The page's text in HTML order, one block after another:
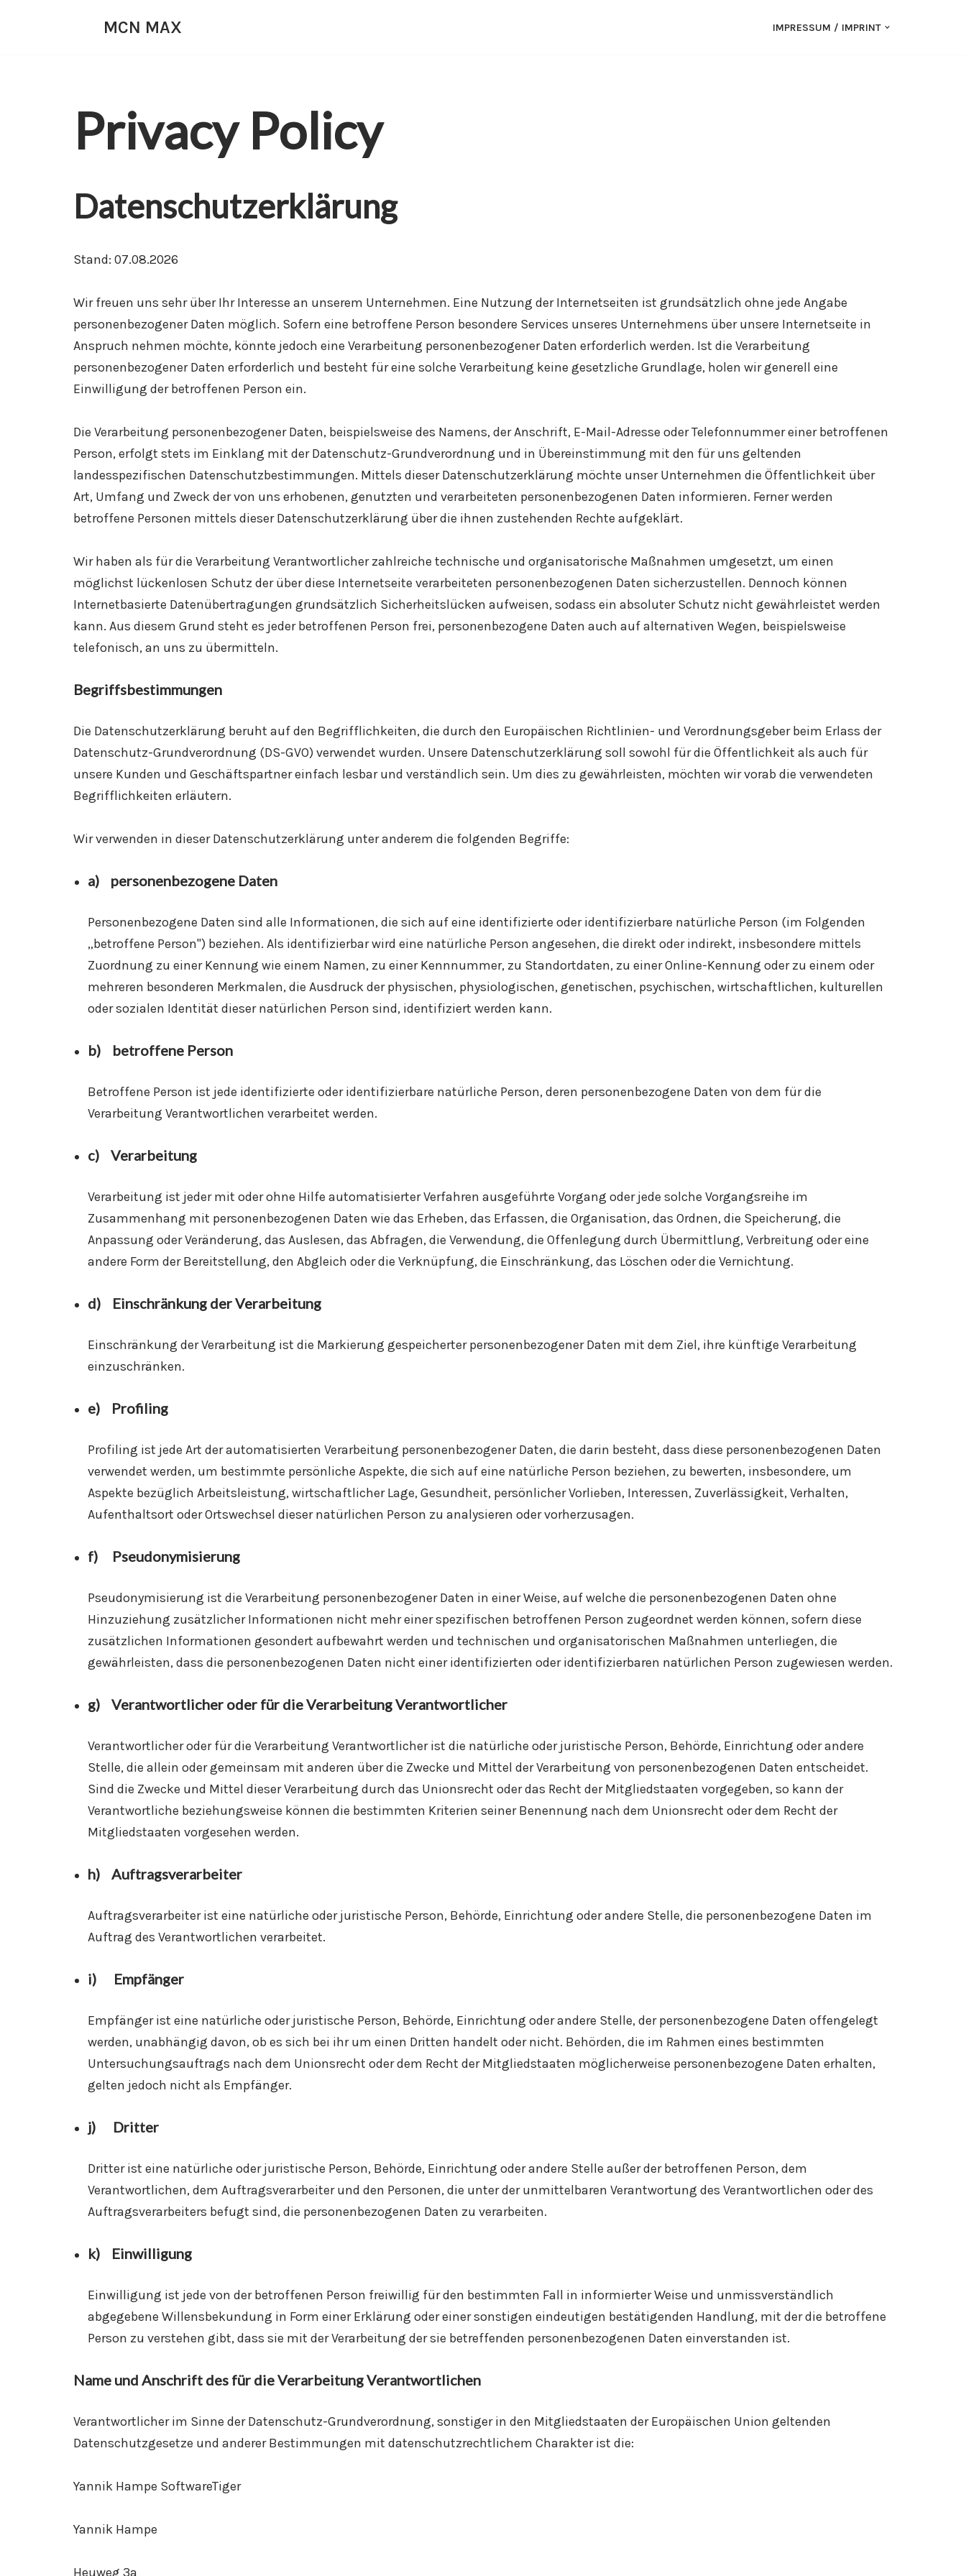
MCN MAX IMPRESSUM / IMPRINT
Privacy Policy
Datenschutzerklärung
Stand: 07.08.2026
Wir freuen uns sehr über Ihr Interesse an unserem Unternehmen. Eine Nutzung der Internetseiten ist grundsätzlich ohne jede Angabe
personenbezogener Daten möglich. Sofern eine betroffene Person besondere Services unseres Unternehmens über unsere Internetseite in
Anspruch nehmen möchte, könnte jedoch eine Verarbeitung personenbezogener Daten erforderlich werden. Ist die Verarbeitung
personenbezogener Daten erforderlich und besteht für eine solche Verarbeitung keine gesetzliche Grundlage, holen wir generell eine
Einwilligung der betroffenen Person ein.
Die Verarbeitung personenbezogener Daten, beispielsweise des Namens, der Anschrift, E-Mail-Adresse oder Telefonnummer einer betroffenen
Person, erfolgt stets im Einklang mit der Datenschutz-Grundverordnung und in Übereinstimmung mit den für uns geltenden
landesspezifischen Datenschutzbestimmungen. Mittels dieser Datenschutzerklärung möchte unser Unternehmen die Öffentlichkeit über
Art, Umfang und Zweck der von uns erhobenen, genutzten und verarbeiteten personenbezogenen Daten informieren. Ferner werden
betroffene Personen mittels dieser Datenschutzerklärung über die ihnen zustehenden Rechte aufgeklärt.
Wir haben als für die Verarbeitung Verantwortlicher zahlreiche technische und organisatorische Maßnahmen umgesetzt, um einen
möglichst lückenlosen Schutz der über diese Internetseite verarbeiteten personenbezogenen Daten sicherzustellen. Dennoch können
Internetbasierte Datenübertragungen grundsätzlich Sicherheitslücken aufweisen, sodass ein absoluter Schutz nicht gewährleistet werden
kann. Aus diesem Grund steht es jeder betroffenen Person frei, personenbezogene Daten auch auf alternativen Wegen, beispielsweise
telefonisch, an uns zu übermitteln.
Begriffsbestimmungen
Die Datenschutzerklärung beruht auf den Begrifflichkeiten, die durch den Europäischen Richtlinien- und Verordnungsgeber beim Erlass der
Datenschutz-Grundverordnung (DS-GVO) verwendet wurden. Unsere Datenschutzerklärung soll sowohl für die Öffentlichkeit als auch für
unsere Kunden und Geschäftspartner einfach lesbar und verständlich sein. Um dies zu gewährleisten, möchten wir vorab die verwendeten
Begrifflichkeiten erläutern.
Wir verwenden in dieser Datenschutzerklärung unter anderem die folgenden Begriffe:
a) personenbezogene Daten
Personenbezogene Daten sind alle Informationen, die sich auf eine identifizierte oder identifizierbare natürliche Person (im Folgenden
„betroffene Person") beziehen. Als identifizierbar wird eine natürliche Person angesehen, die direkt oder indirekt, insbesondere mittels
Zuordnung zu einer Kennung wie einem Namen, zu einer Kennnummer, zu Standortdaten, zu einer Online-Kennung oder zu einem oder
mehreren besonderen Merkmalen, die Ausdruck der physischen, physiologischen, genetischen, psychischen, wirtschaftlichen, kulturellen
oder sozialen Identität dieser natürlichen Person sind, identifiziert werden kann.
b) betroffene Person
Betroffene Person ist jede identifizierte oder identifizierbare natürliche Person, deren personenbezogene Daten von dem für die
Verarbeitung Verantwortlichen verarbeitet werden.
c) Verarbeitung
Verarbeitung ist jeder mit oder ohne Hilfe automatisierter Verfahren ausgeführte Vorgang oder jede solche Vorgangsreihe im
Zusammenhang mit personenbezogenen Daten wie das Erheben, das Erfassen, die Organisation, das Ordnen, die Speicherung, die
Anpassung oder Veränderung, das Auslesen, das Abfragen, die Verwendung, die Offenlegung durch Übermittlung, Verbreitung oder eine
andere Form der Bereitstellung, den Abgleich oder die Verknüpfung, die Einschränkung, das Löschen oder die Vernichtung.
d) Einschränkung der Verarbeitung
Einschränkung der Verarbeitung ist die Markierung gespeicherter personenbezogener Daten mit dem Ziel, ihre künftige Verarbeitung
einzuschränken.
e) Profiling
Profiling ist jede Art der automatisierten Verarbeitung personenbezogener Daten, die darin besteht, dass diese personenbezogenen Daten
verwendet werden, um bestimmte persönliche Aspekte, die sich auf eine natürliche Person beziehen, zu bewerten, insbesondere, um
Aspekte bezüglich Arbeitsleistung, wirtschaftlicher Lage, Gesundheit, persönlicher Vorlieben, Interessen, Zuverlässigkeit, Verhalten,
Aufenthaltsort oder Ortswechsel dieser natürlichen Person zu analysieren oder vorherzusagen.
f) Pseudonymisierung
Pseudonymisierung ist die Verarbeitung personenbezogener Daten in einer Weise, auf welche die personenbezogenen Daten ohne
Hinzuziehung zusätzlicher Informationen nicht mehr einer spezifischen betroffenen Person zugeordnet werden können, sofern diese
zusätzlichen Informationen gesondert aufbewahrt werden und technischen und organisatorischen Maßnahmen unterliegen, die
gewährleisten, dass die personenbezogenen Daten nicht einer identifizierten oder identifizierbaren natürlichen Person zugewiesen werden.
g) Verantwortlicher oder für die Verarbeitung Verantwortlicher
Verantwortlicher oder für die Verarbeitung Verantwortlicher ist die natürliche oder juristische Person, Behörde, Einrichtung oder andere
Stelle, die allein oder gemeinsam mit anderen über die Zwecke und Mittel der Verarbeitung von personenbezogenen Daten entscheidet.
Sind die Zwecke und Mittel dieser Verarbeitung durch das Unionsrecht oder das Recht der Mitgliedstaaten vorgegeben, so kann der
Verantwortliche beziehungsweise können die bestimmten Kriterien seiner Benennung nach dem Unionsrecht oder dem Recht der
Mitgliedstaaten vorgesehen werden.
h) Auftragsverarbeiter
Auftragsverarbeiter ist eine natürliche oder juristische Person, Behörde, Einrichtung oder andere Stelle, die personenbezogene Daten im
Auftrag des Verantwortlichen verarbeitet.
i) Empfänger
Empfänger ist eine natürliche oder juristische Person, Behörde, Einrichtung oder andere Stelle, der personenbezogene Daten offengelegt
werden, unabhängig davon, ob es sich bei ihr um einen Dritten handelt oder nicht. Behörden, die im Rahmen eines bestimmten
Untersuchungsauftrags nach dem Unionsrecht oder dem Recht der Mitgliedstaaten möglicherweise personenbezogene Daten erhalten,
gelten jedoch nicht als Empfänger.
j) Dritter
Dritter ist eine natürliche oder juristische Person, Behörde, Einrichtung oder andere Stelle außer der betroffenen Person, dem
Verantwortlichen, dem Auftragsverarbeiter und den Personen, die unter der unmittelbaren Verantwortung des Verantwortlichen oder des
Auftragsverarbeiters befugt sind, die personenbezogenen Daten zu verarbeiten.
k) Einwilligung
Einwilligung ist jede von der betroffenen Person freiwillig für den bestimmten Fall in informierter Weise und unmissverständlich
abgegebene Willensbekundung in Form einer Erklärung oder einer sonstigen eindeutigen bestätigenden Handlung, mit der die betroffene
Person zu verstehen gibt, dass sie mit der Verarbeitung der sie betreffenden personenbezogenen Daten einverstanden ist.
Name und Anschrift des für die Verarbeitung Verantwortlichen
Verantwortlicher im Sinne der Datenschutz-Grundverordnung, sonstiger in den Mitgliedstaaten der Europäischen Union geltenden
Datenschutzgesetze und anderer Bestimmungen mit datenschutzrechtlichem Charakter ist die:
Yannik Hampe SoftwareTiger
Yannik Hampe
Heuweg 3a